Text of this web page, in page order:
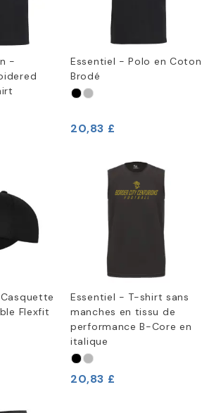
-
Essentiel - Polo en Coton
Brodé
20,83 £
Flexfit
Essentiel - T-shirt sans
manches en tissu de
performance B-Core en
italique
20,83 £